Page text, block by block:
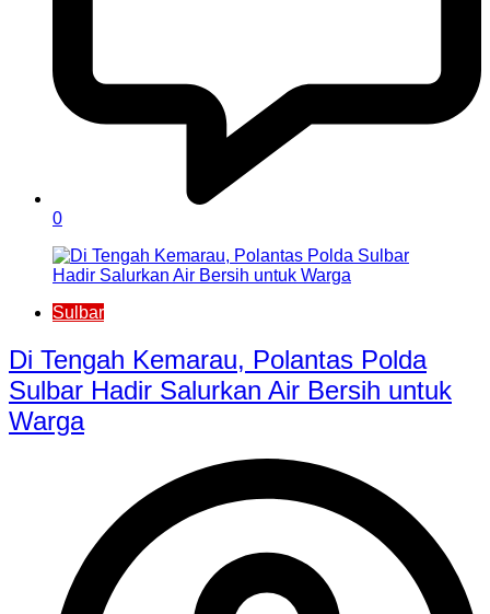
0
Sulbar
Di Tengah Kemarau, Polantas Polda
Sulbar Hadir Salurkan Air Bersih untuk
Warga